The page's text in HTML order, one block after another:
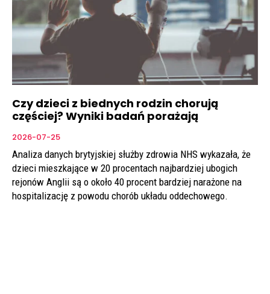
Czy dzieci z biednych rodzin chorują
częściej? Wyniki badań porażają
2026-07-25
Analiza danych brytyjskiej służby zdrowia NHS wykazała, że
dzieci mieszkające w 20 procentach najbardziej ubogich
rejonów Anglii są o około 40 procent bardziej narażone na
hospitalizację z powodu chorób układu oddechowego.